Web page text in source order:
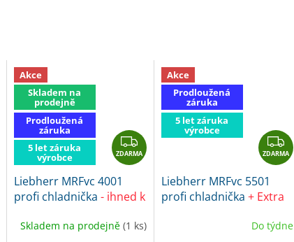
Akce
Skladem na
prodejně
Prodloužená
záruka
5 let záruka
výrobce
Z
D
R
A
ZDARMA
Liebherr MRFvc 4001
profi chladnička - ihned k
Skladem na prodejně (1 ks)
Akce
Prodloužená
záruka
5 let záruka
výrobce
Z
D
A
ZDARMA
Liebherr MRFvc 5501
profi chladnička + Extra
Do týdne